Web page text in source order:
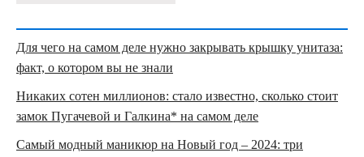
Для чего на самом деле нужно закрывать крышку унитаза:
факт, о котором вы не знали
Никаких сотен миллионов: стало известно, сколько стоит
замок Пугачевой и Галкина* на самом деле
Самый модный маникюр на Новый год – 2024: три